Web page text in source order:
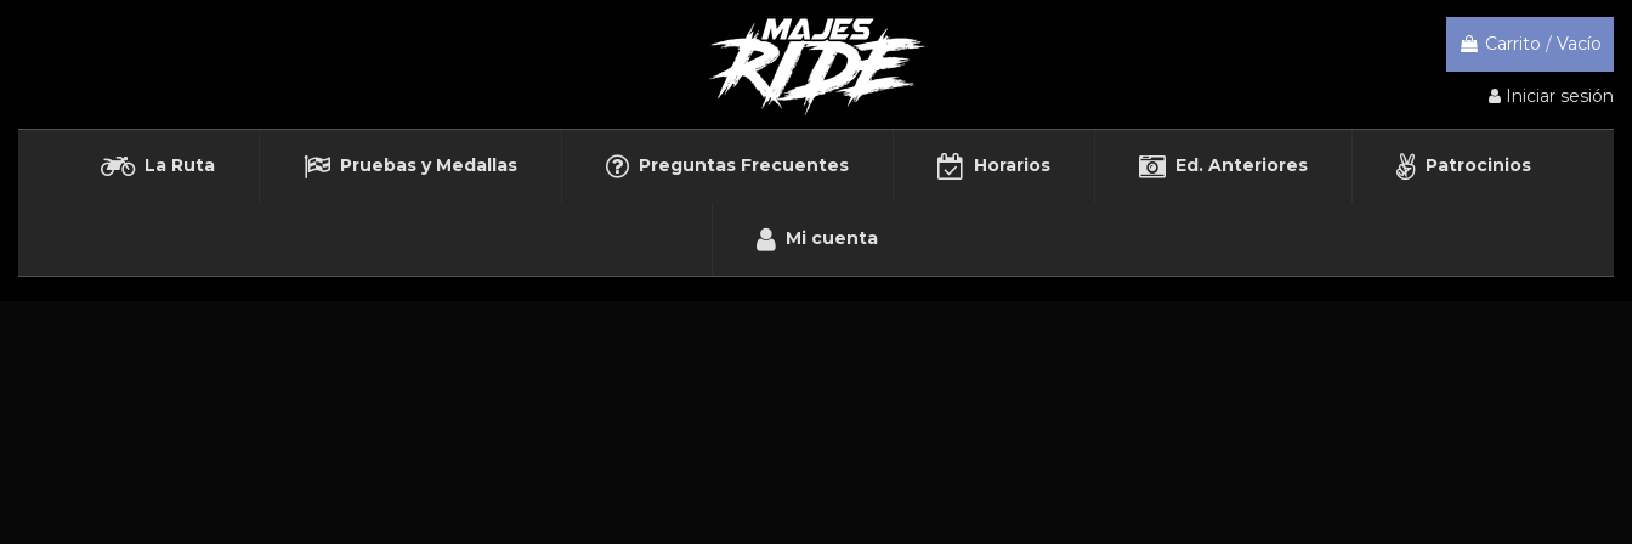
Carrito / Vacío
Iniciar sesión
La Ruta Pruebas y Medallas Preguntas Frecuentes Horarios Ed. Anteriores Patrocinios
Mi cuenta